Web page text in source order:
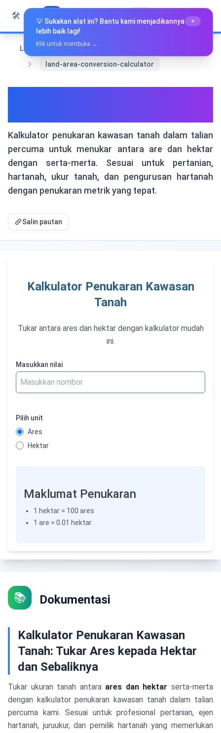
Langkau ke kandungan
🛠️ Whiz Tools Bahasa Melayu
Laman Utama
Alat-alat Penukaran
land-area-conversion-calculator
Kalkulator penukaran kawasan tanah dalam talian
percuma untuk menukar antara are dan hektar
dengan serta-merta. Sesuai untuk pertanian,
hartanah, ukur tanah, dan pengurusan hartanah
dengan penukaran metrik yang tepat.
Salin pautan
Kalkulator Penukaran Kawasan
Tanah
Tukar antara ares dan hektar dengan kalkulator mudah
ini.
Masukkan nilai
Pilih unit
Ares
Hektar
Maklumat Penukaran
1 hektar = 100 ares
1 are = 0.01 hektar
📚 Dokumentasi
Kalkulator Penukaran Kawasan
Tanah: Tukar Ares kepada Hektar
dan Sebaliknya
Tukar ukuran tanah antara ares dan hektar serta-merta
dengan kalkulator penukaran kawasan tanah dalam talian
percuma kami. Sesuai untuk profesional pertanian, ejen
hartanah, juruukur, dan pemilik hartanah yang memerlukan
💡 Sukakan alat ini? Bantu kami menjadikannya
lebih baik lagi!
×
Klik untuk membuka →